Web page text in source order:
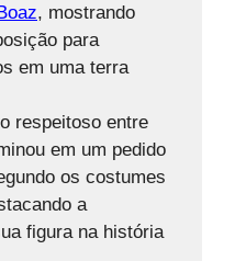
, mostrando
para
em uma terra
respeitoso entre
em um pedido
os costumes
a
figura na história